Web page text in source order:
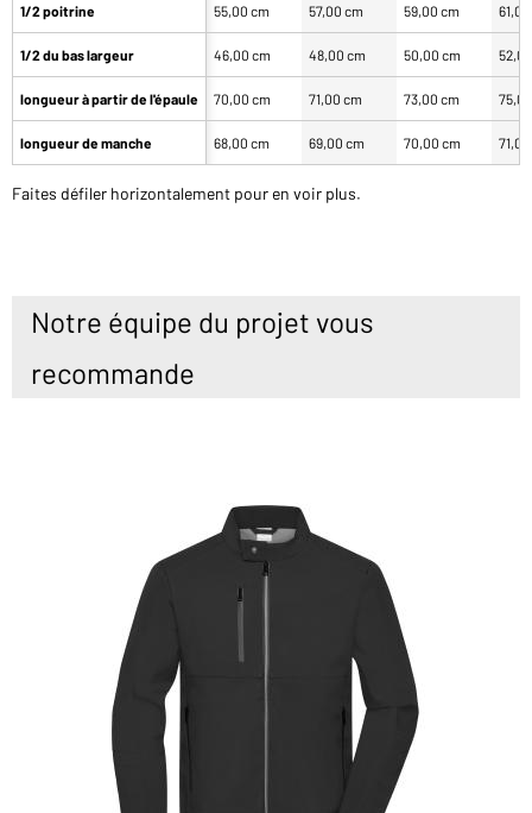
1/2 poitrine
1/2 du bas largeur
longueur à partir de l'épaule
longueur de manche
55,00 cm 57,00 cm 59,00 cm
46,00 cm 48,00 cm 50,00 cm
70,00 cm 71,00 cm 73,00 cm
68,00 cm 69,00 cm 70,00 cm
Faites défiler horizontalement pour en voir plus.
Notre équipe du projet vous
recommande